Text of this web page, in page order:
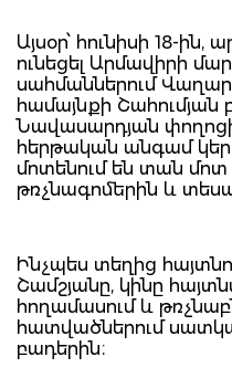
Այսօր՝ հունիսի 18-
ունեցել Արմավիրի
սահմաններում
համայնքի Շահումյան
Նավասարդյան
հերթական անգամ
մոտենում են տան
թռչնագոմերին և
Ինչպես տեղից
Շամշյանը, կինը
հողամասում և
հատվածներում
բադերին։